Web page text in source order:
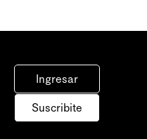
Ingresar
Suscribite